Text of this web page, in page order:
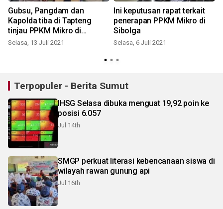
Gubsu, Pangdam dan
Kapolda tiba di Tapteng
tinjau PPKM Mikro di
Sibolga
Selasa, 13 Juli 2021
Ini keputusan rapat terkait
penerapan PPKM Mikro di
Sibolga
Selasa, 6 Juli 2021
Terpopuler - Berita Sumut
IHSG Selasa dibuka menguat 19,92 poin ke
posisi 6.057
Jul 14th
SMGP perkuat literasi kebencanaan siswa di
wilayah rawan gunung api
Jul 16th